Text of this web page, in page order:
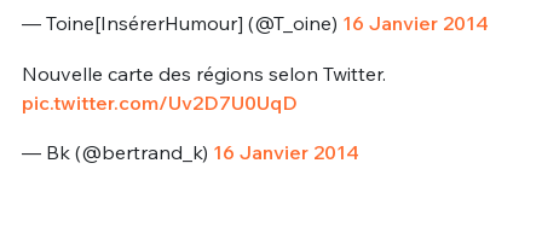
— Toine[InsérerHumour] (@T_oine) 16 Janvier 2014
Nouvelle carte des régions selon Twitter.
pic.twitter.com/Uv2D7U0UqD
— Bk (@bertrand_k) 16 Janvier 2014